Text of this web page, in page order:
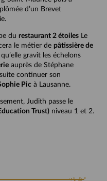
d’un Brevet
du restaurant 2 étoiles Le
le métier de pâtissière de
gravit les échelons
auprès de Stéphane
continuer son
Pic à Lausanne.
Judith passe le
Trust) niveau 1 et 2.